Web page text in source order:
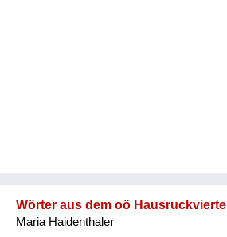
Wörter aus dem oö Hausruckviertel
Maria Haidenthaler